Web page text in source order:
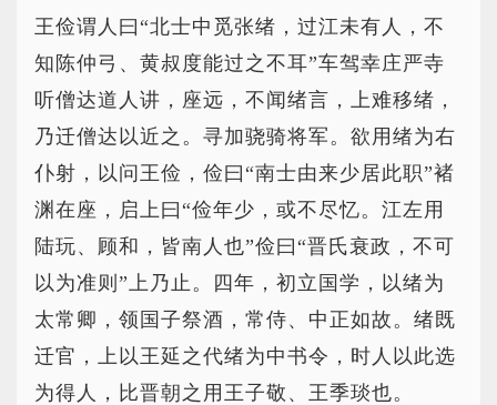
王俭谓人曰“北士中觅张绪，过江未有人，不
知陈仲弓、黄叔度能过之不耳”车驾幸庄严寺
听僧达道人讲，座远，不闻绪言，上难移绪，
乃迁僧达以近之。寻加骁骑将军。欲用绪为右
仆射，以问王俭，俭曰“南士由来少居此职”褚
渊在座，启上曰“俭年少，或不尽忆。江左用
陆玩、顾和，皆南人也”俭曰“晋氏衰政，不可
以为准则”上乃止。四年，初立国学，以绪为
太常卿，领国子祭酒，常侍、中正如故。绪既
迁官，上以王延之代绪为中书令，时人以此选
为得人，比晋朝之用王子敬、王季琰也。